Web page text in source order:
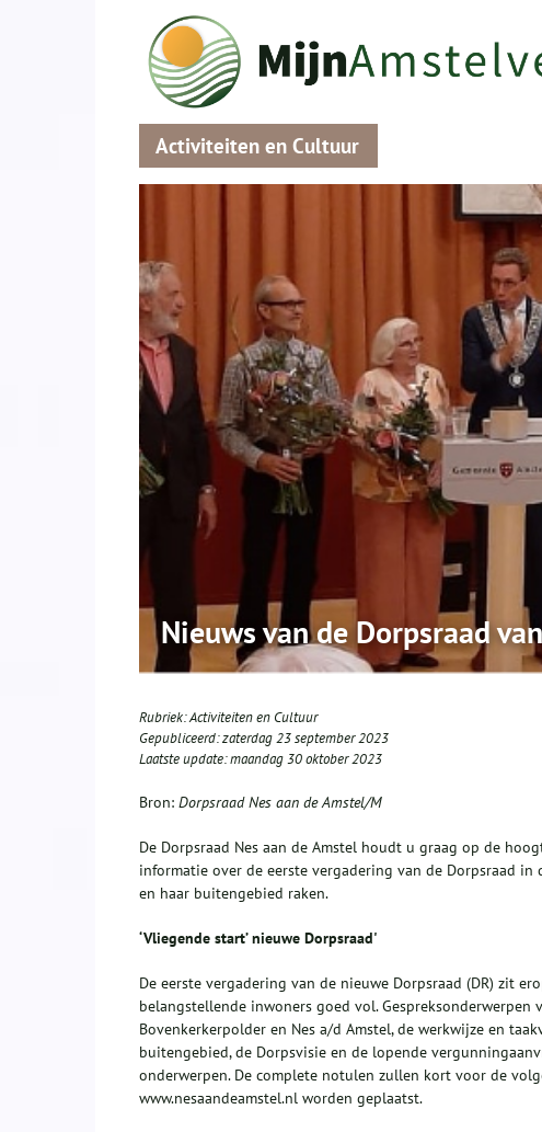
Activiteiten en Cultuur
Nieuws van de Dorpsraad
Rubriek:Activiteiten en Cultuur
Gepubliceerd:zaterdag 23 september 2023
Laatste update:maandag 30 oktober 2023
Bron: Dorpsraad Nes aan de Amstel/M
De Dorpsraad Nes aan de Amstel houdt u graag op de
informatie over de eerste vergadering van de Dorpsraad
en haar buitengebied raken.
‘Vliegende start’ nieuwe Dorpsraad'
De eerste vergadering van de nieuwe Dorpsraad (DR) zit
belangstellende inwoners goed vol.
Bovenkerkerpolder en Nes a/d Amstel, de werkwijze en
buitengebied, de Dorpsvisie en de lopende
onderwerpen. De complete notulen zullen kort voor de
www.nesaandeamstel.nl worden geplaatst.